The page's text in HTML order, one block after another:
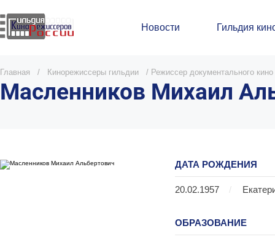
Новости Гильдия
Главная / Кинорежиссеры гильдии / Режиссер документального кино
Масленников Михаил
ДАТА РОЖДЕНИЯ
20.02.1957 /
ОБРАЗОВАНИЕ